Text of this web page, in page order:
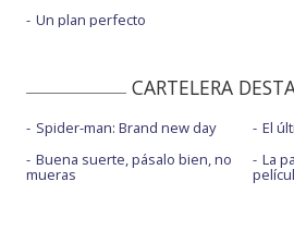
Un plan perfecto
CARTELERA
Spider-man: Brand new day
Buena suerte, pásalo bien, no
mueras
El
La